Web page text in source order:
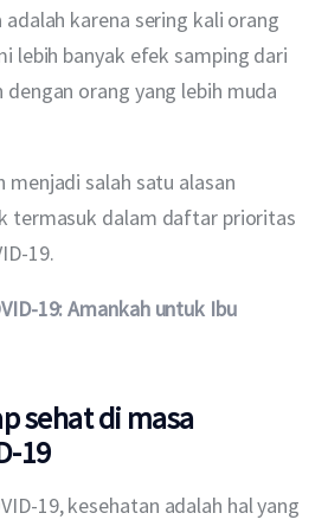
adalah karena sering kali orang
lebih banyak efek samping dari
orang yang lebih muda
menjadi salah satu alasan
termasuk dalam daftar prioritas
19.
19: Amankah untuk Ibu
sehat di masa
19
19, kesehatan adalah hal yang